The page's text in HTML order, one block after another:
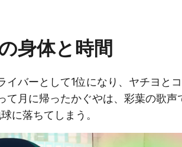
身体と時間
バーとして1位になり、ヤチヨと
て月に帰ったかぐやは、彩葉の歌
に落ちてしまう。